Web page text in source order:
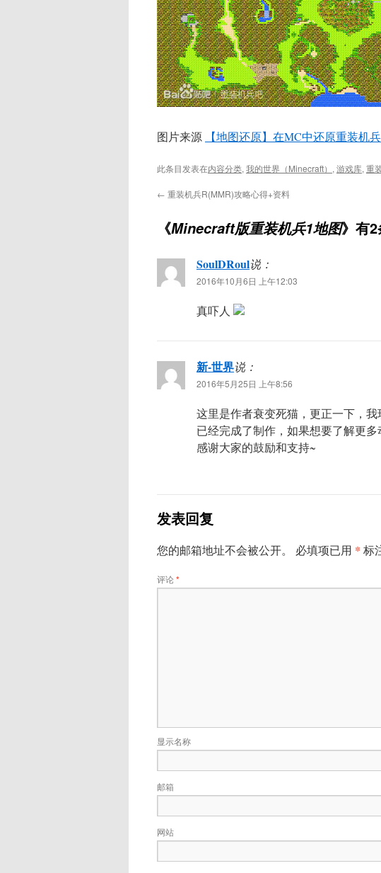
图片来源 【地图还原】在MC中还原重装机
此条目发表在内容分类, 我的世界（Minecraft） , 游戏库, 重
← 重装机兵R(MMR)攻略心得+资料
《Minecraft版重装机兵1地图》有
SoulDRoul说：
2016年10月6日 上午12:03
真吓人
新-世界说：
2016年5月25日 上午8:56
这里是作者衰变死猫，更正一下，
已经完成了制作，如果想要了解更
感谢大家的鼓励和支持~
发表回复
您的邮箱地址不会被公开。 必填项已用 * 标
评论*
显示名称
邮箱
网站